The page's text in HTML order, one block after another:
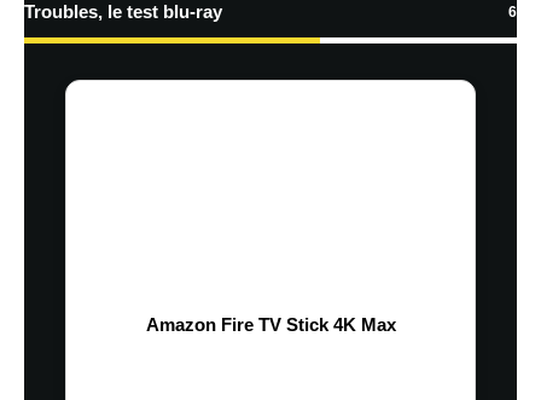
Troubles, le test blu-ray 6
Amazon Fire TV Stick 4K Max